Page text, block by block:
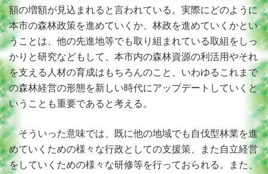
額の増額が見込まれると言われている。実際にどのように
本市の森林政策を進めていくか、林政を進めていくかとい
うことは、他の先進地等でも取り組まれている取組をしっ
かりと研究などもして、本市内の森林資源の利活用やそれ
を支える人材の育成はもちろんのこと、いわゆるこれまで
の森林経営の形態を新しい時代にアップデートしていくと
いうことも重要であると考える。
そういった意味では、既に他の地域でも自伐型林業を進
めていくための様々な行政としての支援策、また自立経営
をしていくための様々な研修等を行っておられる。また、